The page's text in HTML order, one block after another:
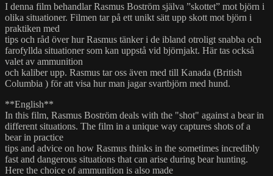
I denna film behandlar Rasmus Boström själva ”skottet” mot björn i
olika situationer. Filmen tar på ett unikt sätt upp skott mot björn i
praktiken med
tips och råd över hur Rasmus tänker i de ibland otroligt snabba och
farofyllda situationer som kan uppstå vid björnjakt. Här tas också
valet av ammunition
och kaliber upp. Rasmus tar oss även med till Kanada (British
Columbia ) för att visa hur man jagar svartbjörn med hund.
**English**
In this film, Rasmus Boström deals with the "shot" against a bear in
different situations. The film in a unique way captures shots of a
bear in practice
tips and advice on how Rasmus thinks in the sometimes incredibly
fast and dangerous situations that can arise during bear hunting.
Here the choice of ammunition is also made